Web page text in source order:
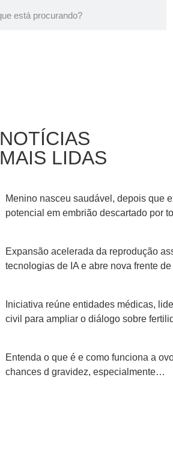
NOTÍCIAS
MAIS LIDAS
Menino nasceu saudável, depois que
potencial em embrião descartado por
Expansão acelerada da reprodução
tecnologias de IA e abre nova frente
Iniciativa reúne entidades médicas,
civil para ampliar o diálogo sobre
Entenda o que é e como funciona a
chances d gravidez, especialmente…